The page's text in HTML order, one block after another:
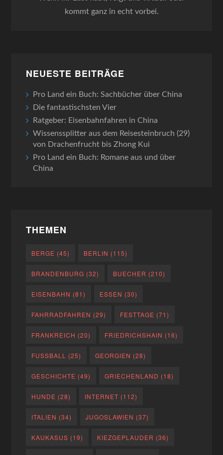
kommt ganz in echt vorbei.
NEUESTE BEITRÄGE
Pro Land ein Buch: Sachbücher über China
Die fantastischsten Vier
Ratgeber: Eisenbahnfahren in China
Wissenssplitter aus dem Reisesteinbruch (29)
von Drachenfrucht bis Zhong Kui
Pro Land ein Buch: Romane aus und über
China
THEMEN
BERGE (45) BERLIN (115)
BRANDENBURG (32) BUECHER (210)
EISENBAHN (81) ESSEN (30)
FAHRRADFAHREN (29) FESTTAGE (71)
FRANKREICH (20) FRIEDRICHSHAIN (16)
FUSSBALL (25) GEORGIEN (28)
GESCHICHTE (49) GRIECHENLAND (18)
HUNDE (28) INTERNET (112)
ITALIEN (34) JUGOSLAWIEN (37)
KAUKASUS (19) KIEZGEPLAUDER (36)